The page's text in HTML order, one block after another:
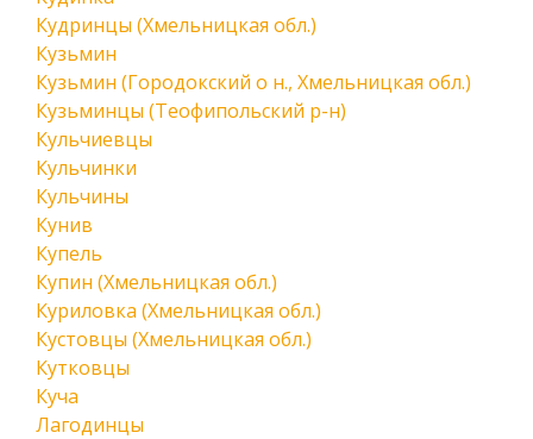
Кудринцы (Хмельницкая обл.)
Кузьмин
Кузьмин (Городокский о н., Хмельницкая обл.)
Кузьминцы (Теофипольский р-н)
Кульчиевцы
Кульчинки
Кульчины
Кунив
Купель
Купин (Хмельницкая обл.)
Куриловка (Хмельницкая обл.)
Кустовцы (Хмельницкая обл.)
Кутковцы
Куча
Лагодинцы